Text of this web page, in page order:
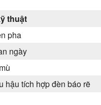
thuật
pha
ngày
hậu tích hợp đèn báo rẽ